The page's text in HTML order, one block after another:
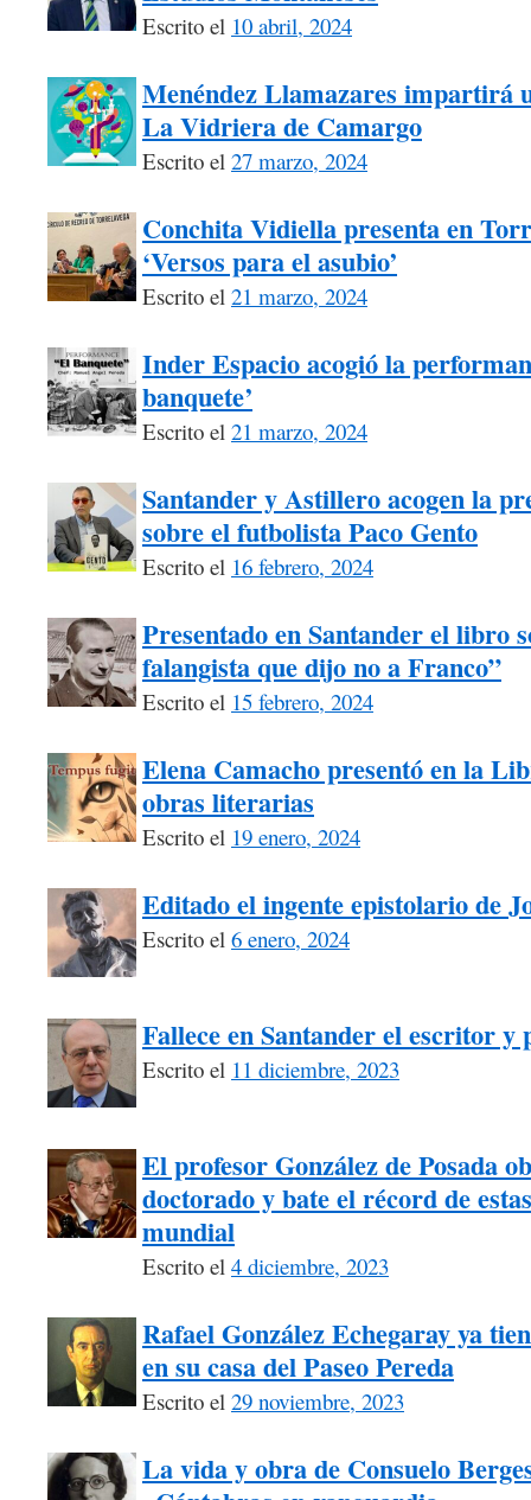
Escrito el 10 abril, 2024
Menéndez Llamazares impartirá
La Vidriera de Camargo
Escrito el 27 marzo, 2024
Conchita Vidiella presenta en
‘Versos para el asubio’
Escrito el 21 marzo, 2024
Inder Espacio acogió la
banquete’
Escrito el 21 marzo, 2024
Santander y Astillero acogen la
sobre el futbolista Paco Gento
Escrito el 16 febrero, 2024
Presentado en Santander el libro
falangista que dijo no a Franco”
Escrito el 15 febrero, 2024
Elena Camacho presentó en la
obras literarias
Escrito el 19 enero, 2024
Editado el ingente epistolario de
Escrito el 6 enero, 2024
Fallece en Santander el escritor y
Escrito el 11 diciembre, 2023
El profesor González de Posada
doctorado y bate el récord de
mundial
Escrito el 4 diciembre, 2023
Rafael González Echegaray ya
en su casa del Paseo Pereda
Escrito el 29 noviembre, 2023
La vida y obra de Consuelo